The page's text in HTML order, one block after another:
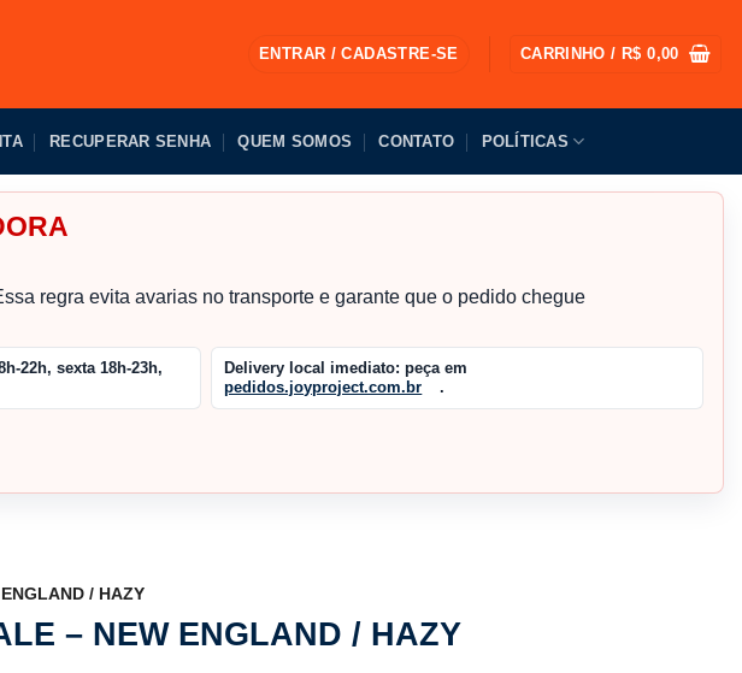
ENTRAR / CADASTRE-SE CARRINHO / R$ 0,00
RECUPERAR SENHA QUEM SOMOS CONTATO POLÍTICAS
regra evita avarias no transporte e garante que o pedido chegue
22h, sexta 18h-23h,
Delivery local imediato: peça em
pedidos.joyproject.com.br
.
/ HAZY
– NEW ENGLAND / HAZY